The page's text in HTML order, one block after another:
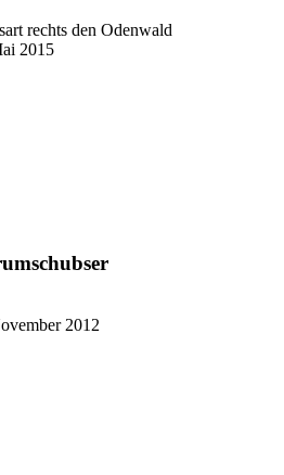
rechts den Odenwald
2015
2012